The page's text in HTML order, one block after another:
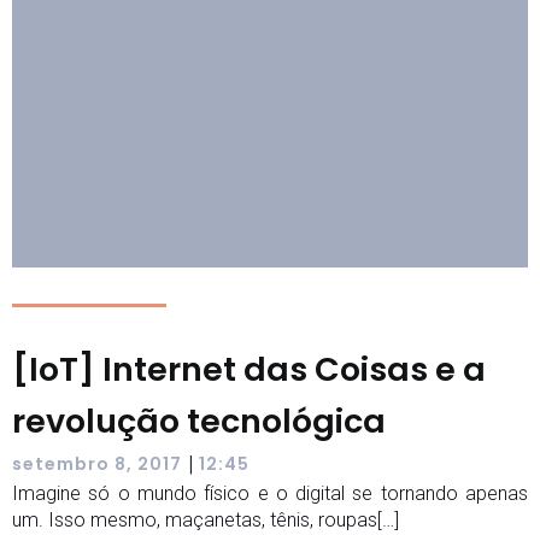
[IoT] Internet das Coisas e a
revolução tecnológica
setembro 8, 2017 | 12:45
Imagine só o mundo físico e o digital se tornando apenas
um. Isso mesmo, maçanetas, tênis, roupas[…]